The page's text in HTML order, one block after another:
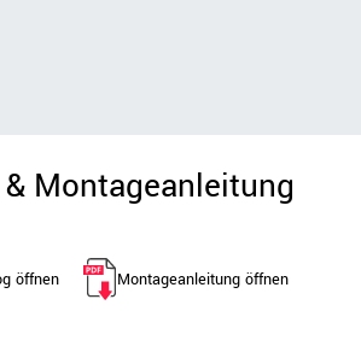
Montageanleitung
öffnen Montageanleitung öffnen